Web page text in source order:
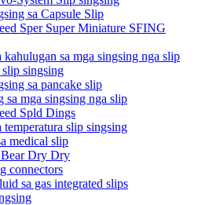
sa Capsule Slip
​​Sper Super Miniature SFING
kahulugan sa mga singsing nga slip
singsing
sa pancake slip
sa mga singsing nga slip
​​Spld Dings
temperatura slip singsing
medical slip
Dry Dry
connectors
sa gas integrated slips